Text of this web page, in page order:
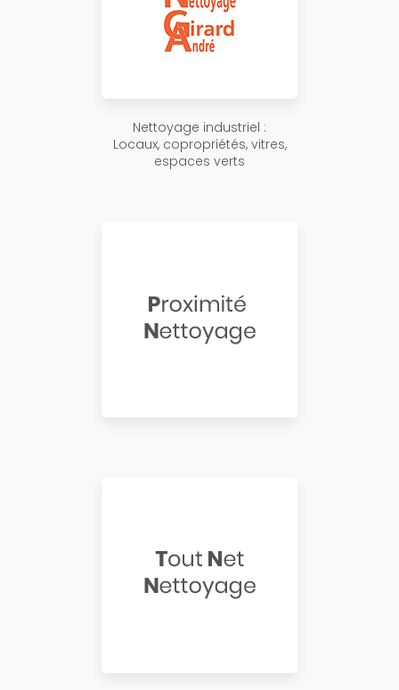
Nettoyage industriel :
Locaux, copropriétés, vitres,
espaces verts